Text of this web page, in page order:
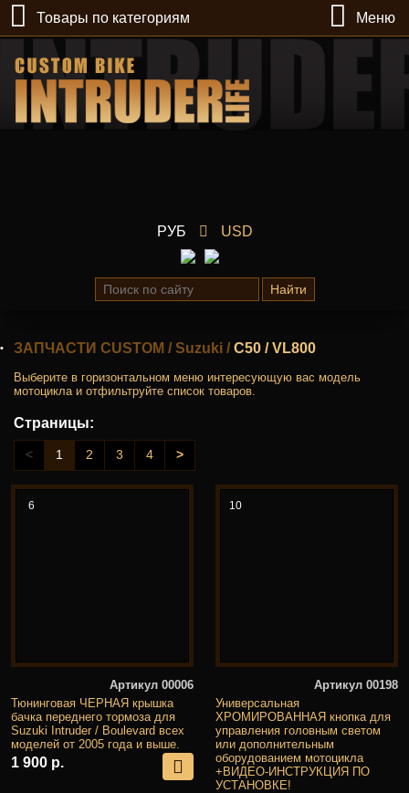
Товары по категориям Меню
РУБ USD
Найти
ЗАПЧАСТИ CUSTOM / Suzuki / C50 / VL800
Выберите в горизонтальном меню интересующую вас модель
мотоцикла и отфильтруйте список товаров.
Страницы:
< 1 2 3 4 >
6
Артикул 00006
Тюнинговая ЧЕРНАЯ крышка
бачка переднего тормоза для
Suzuki Intruder / Boulevard всех
моделей от 2005 года и выше.
1 900 р.
10
Артикул 00198
Универсальная
ХРОМИРОВАННАЯ кнопка для
управления головным светом
или дополнительным
оборудованием мотоцикла
+ВИДЕО-ИНСТРУКЦИЯ ПО
УСТАНОВКЕ!